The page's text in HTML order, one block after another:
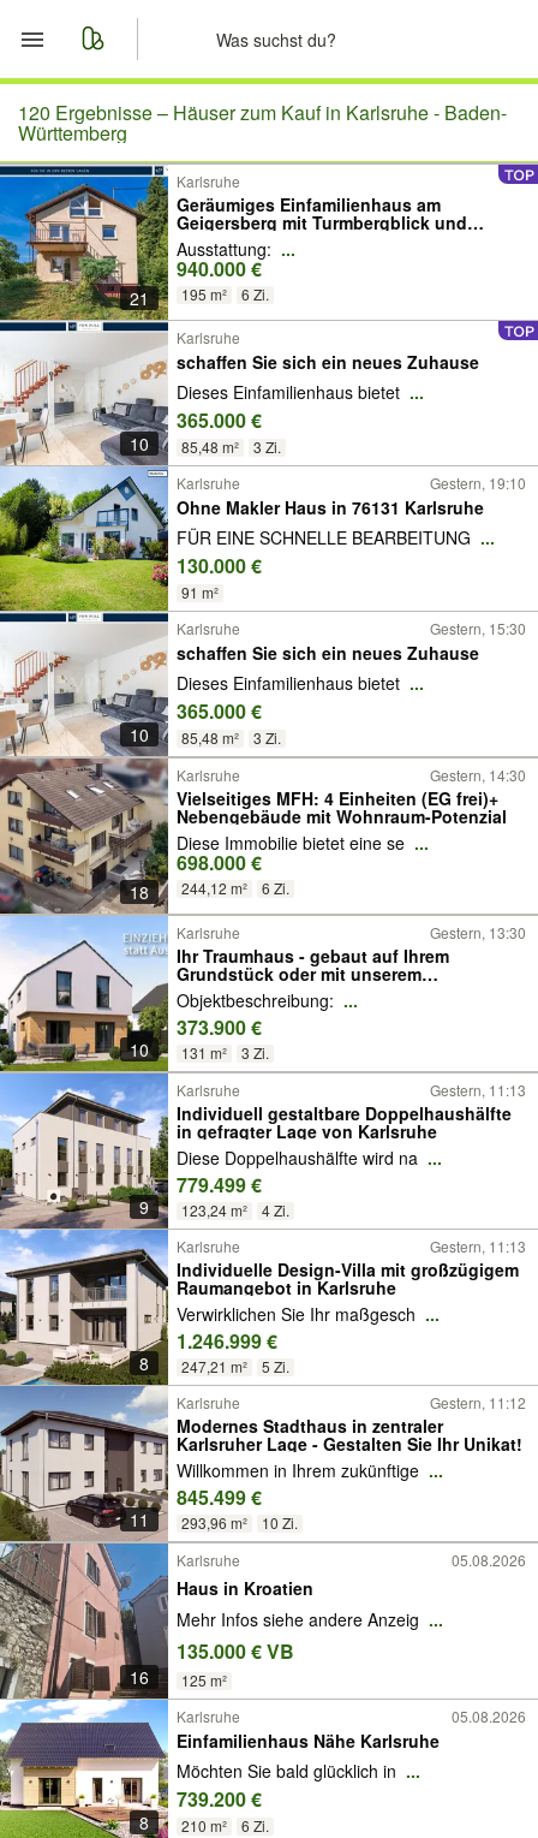
Start
Merkliste
Nachrichten
Anzeige aufgeben
120 Ergebnisse – Häuser zum Kauf in Karlsruhe - Baden-
Württemberg
21
Karlsruhe
Geräumiges Einfamilienhaus am
Geigersberg mit Turmbergblick und
Garten
Ausstattung: ...
940.000 €
195 m² 6 Zi.
10
Karlsruhe
schaffen Sie sich ein neues Zuhause
Dieses Einfamilienhaus bietet ...
365.000 €
85,48 m²
3 Zi.
Karlsruhe
Gestern, 19:10
Ohne Makler Haus in 76131 Karlsruhe
FÜR EINE SCHNELLE BEARBEITUNG ...
130.000 €
91 m²
10
Karlsruhe Gestern, 15:30
schaffen Sie sich ein neues Zuhause
Dieses Einfamilienhaus bietet ...
365.000 €
85,48 m² 3 Zi.
18
Karlsruhe Gestern, 14:30
Vielseitiges MFH: 4 Einheiten (EG frei)+
Nebengebäude mit Wohnraum-Potenzial
Diese Immobilie bietet eine se ...
698.000 €
244,12 m² 6 Zi.
10
Karlsruhe Gestern, 13:30
Ihr Traumhaus - gebaut auf Ihrem
Grundstück oder mit unserem
Grundstücksservice
Objektbeschreibung: ...
373.900 €
131 m² 3 Zi.
9
Karlsruhe Gestern, 11:13
Individuell gestaltbare Doppelhaushälfte
in gefragter Lage von Karlsruhe
Diese Doppelhaushälfte wird na ...
779.499 €
123,24 m² 4 Zi.
8
Karlsruhe Gestern, 11:13
Individuelle Design-Villa mit großzügigem
Raumangebot in Karlsruhe
Verwirklichen Sie Ihr maßgesch ...
1.246.999 €
247,21 m² 5 Zi.
11
Karlsruhe Gestern, 11:12
Modernes Stadthaus in zentraler
Karlsruher Lage - Gestalten Sie Ihr Unikat!
Willkommen in Ihrem zukünftige ...
845.499 €
293,96 m² 10 Zi.
16
Karlsruhe 05.08.2026
Haus in Kroatien
Mehr Infos siehe andere Anzeig ...
135.000 € VB
125 m²
8
Karlsruhe 05.08.2026
Einfamilienhaus Nähe Karlsruhe
Möchten Sie bald glücklich in ...
739.200 €
210 m² 6 Zi.